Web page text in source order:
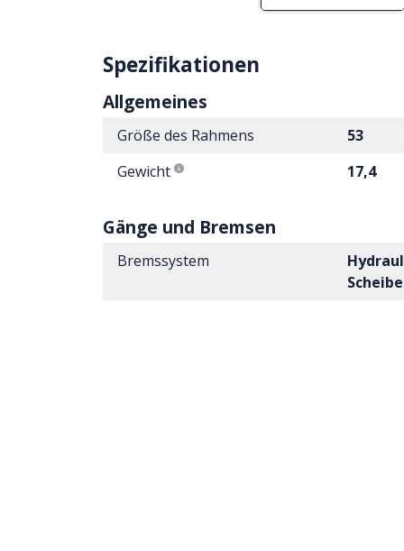
Spezifikationen
Allgemeines
Größe des Rahmens
53
Gewicht
17,4
Gänge und Bremsen
Bremssystem